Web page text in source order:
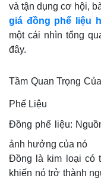
và tận dụng cơ hội,
giá đồng phế liệu
một cái nhìn tổng
đây.
Tầm Quan Trọng
Phế Liệu
Đồng phế liệu:
ảnh hưởng của nó
Đồng là kim loại có
khiến nó trở thành